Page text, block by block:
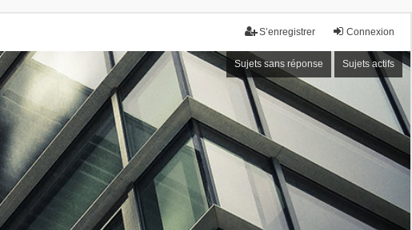
Connexion
S’enregistrer
Sujets sans réponse Sujets actifs